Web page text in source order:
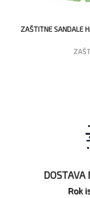
ZAŠTITNE SANDALE
DOSTAVA
Rok